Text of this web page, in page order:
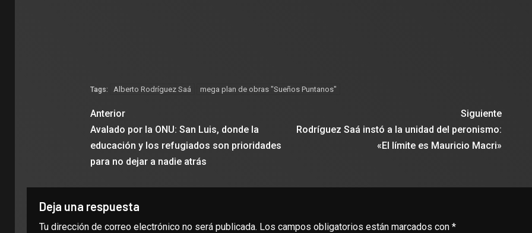
Tags: Alberto Rodríguez Saá mega plan de obras "Sueños Puntanos"
Anterior
Avalado por la ONU: San Luis, donde la
educación y los refugiados son prioridades
para no dejar a nadie atrás
Siguiente
Rodríguez Saá instó a la unidad del peronismo:
«El límite es Mauricio Macri»
Deja una respuesta
Tu dirección de correo electrónico no será publicada. Los campos obligatorios están marcados con *